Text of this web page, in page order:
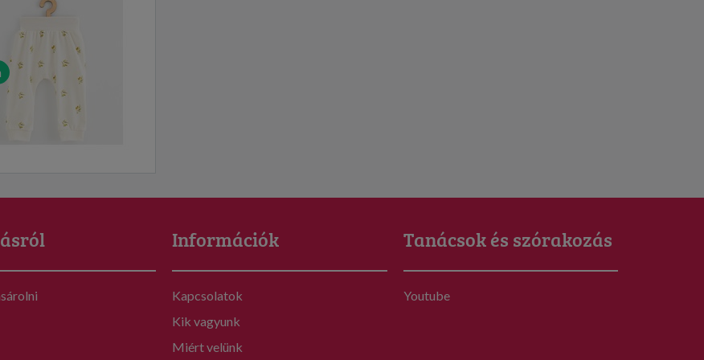
Információk
Kapcsolatok
Kik vagyunk
Miért velünk
Tanácsok és szórakozás
Youtube